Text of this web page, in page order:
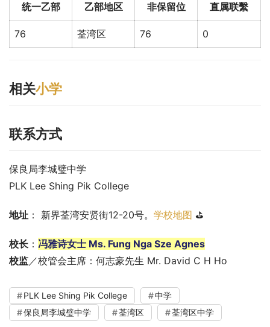
统一乙部 乙部地区 非保留位 直属联繫
76 荃湾区 76 0
相关小学
联系方式
保良局李城璧中学
PLK Lee Shing Pik College
地址 ： 新界荃湾安贤街12-20号。 学校地图 ⛳
校长 ： 冯雅诗女士 Ms. Fung Nga Sze Agnes
校监／校管会主席：何志豪先生 Mr. David C H Ho
PLK Lee Shing Pik College
中学
保良局李城璧中学
荃湾区 荃湾区中学